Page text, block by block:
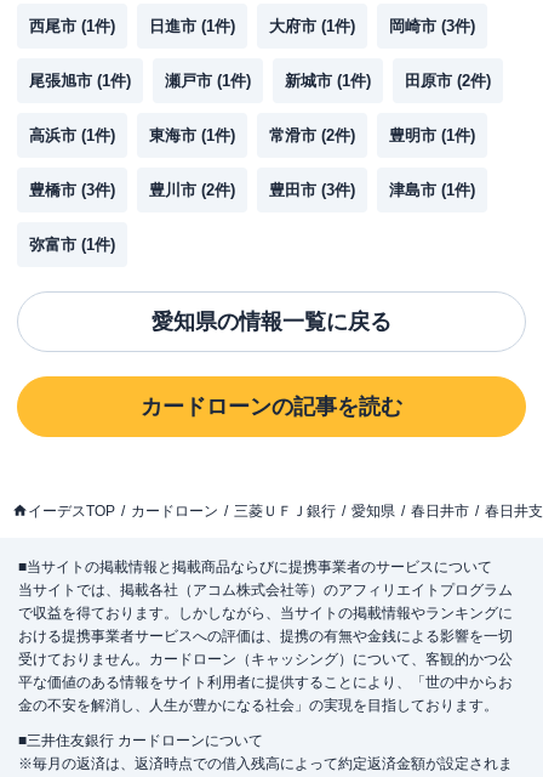
西尾市 (1件) 日進市 (1件) 大府市 (1件) 岡崎市 (3件)
尾張旭市 (1件) 瀬戸市 (1件) 新城市 (1件) 田原市 (2件)
高浜市 (1件) 東海市 (1件) 常滑市 (2件) 豊明市 (1件)
豊橋市 (3件) 豊川市 (2件) 豊田市 (3件) 津島市 (1件)
弥富市 (1件)
愛知県の情報一覧に戻る
カードローンの記事を読む
イーデスTOP カードローン 三菱ＵＦＪ銀行 愛知県 春日井市 春日井
■当サイトの掲載情報と掲載商品ならびに提携事業者のサービスについて
当サイトでは、掲載各社（アコム株式会社等）のアフィリエイトプログラム
で収益を得ております。しかしながら、当サイトの掲載情報やランキングに
おける提携事業者サービスへの評価は、提携の有無や金銭による影響を一切
受けておりません。カードローン（キャッシング）について、客観的かつ公
平な価値のある情報をサイト利用者に提供することにより、「世の中からお
金の不安を解消し、人生が豊かになる社会」の実現を目指しております。
■三井住友銀行 カードローンについて
※毎月の返済は、返済時点での借入残高によって約定返済金額が設定されま